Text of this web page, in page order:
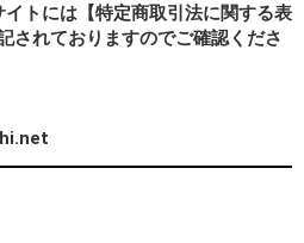
トには【特定商取引法に関する表
されておりますのでご確認くださ